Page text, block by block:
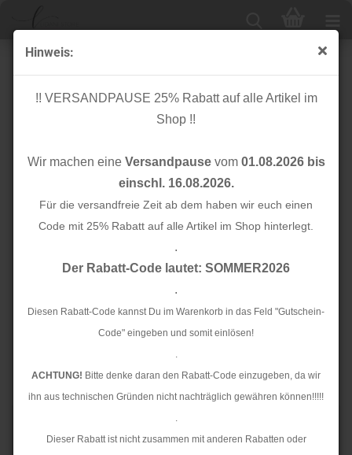
Hinweis:
!! VERSANDPAUSE 25% Rabatt auf alle Artikel im
Shop !!
Wir machen eine Versandpausevom 01.08.2026 bis
einschl. 16.08.2026.
Für die versandfreie Zeit ab dem haben wir euch einen
Code mit 25% Rabatt auf alle Artikel im Shop hinterlegt.
.
Der Rabatt-Code lautet: SOMMER2026
.
Diesen Rabatt-Code kannst Du im Warenkorb in das Feld "Gutschein-
Code" eingeben und somit einlösen!
.
ACHTUNG! Bitte denke daran den Rabatt-Code einzugeben, da wir
ihn aus technischen Gründen nicht nachträglich gewähren können!!!!!
.
Dieser Rabatt ist nicht zusammen mit anderen Rabatten oder
Strickjersey - Mini Waffel - camel